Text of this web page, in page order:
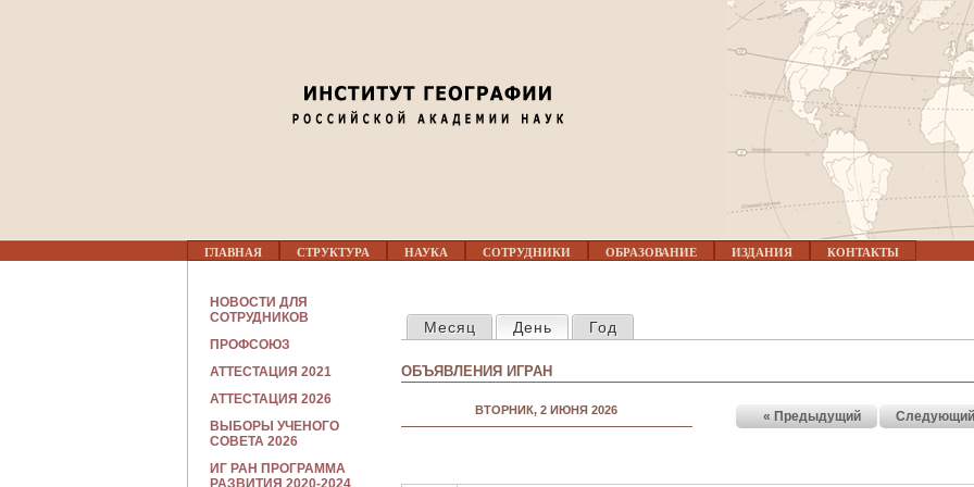
Jump to navigation
Л
ГЛАВНАЯ СТРУКТУРА НАУКА СОТРУДНИКИ ОБРАЗОВАНИЕ ИЗДАНИЯ КОНТАКТЫ
ГЛАВНЫЕ ВКЛАДКИ
Месяц День (активная вкладка)
Год
ОБЪЯВЛЕНИЯ ИГРАН
ВТОРНИК, 2 ИЮНЯ 2026 « Предыдущий
04
07
М
НОВОСТИ ДЛЯ
СОТРУДНИКОВ
ПРОФСОЮЗ
АТТЕСТАЦИЯ 2021
АТТЕСТАЦИЯ 2026
ВЫБОРЫ УЧЕНОГО
СОВЕТА 2026
ИГ РАН ПРОГРАММА
РАЗВИТИЯ 2020-2024